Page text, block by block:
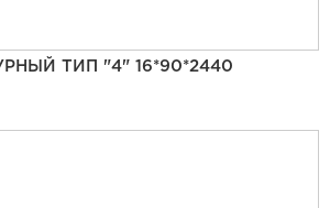
ТИП "4" 16*90*2440